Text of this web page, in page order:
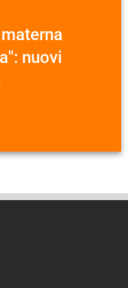
nuovi